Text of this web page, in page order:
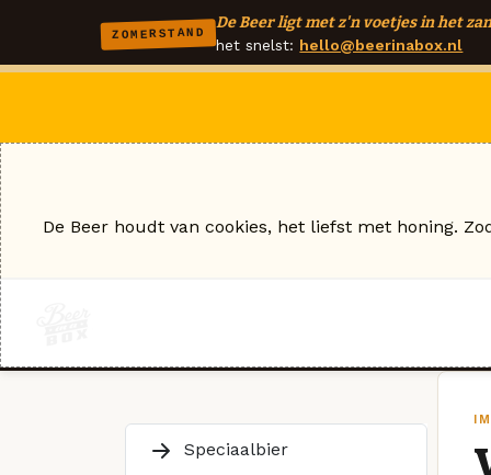
ZOMERSTAND
De Beer ligt met z'n voetjes in het
het snelst: hello@beerinabox.nl
Speciaalbier
De Beer houdt van cookies, het liefst met honing.